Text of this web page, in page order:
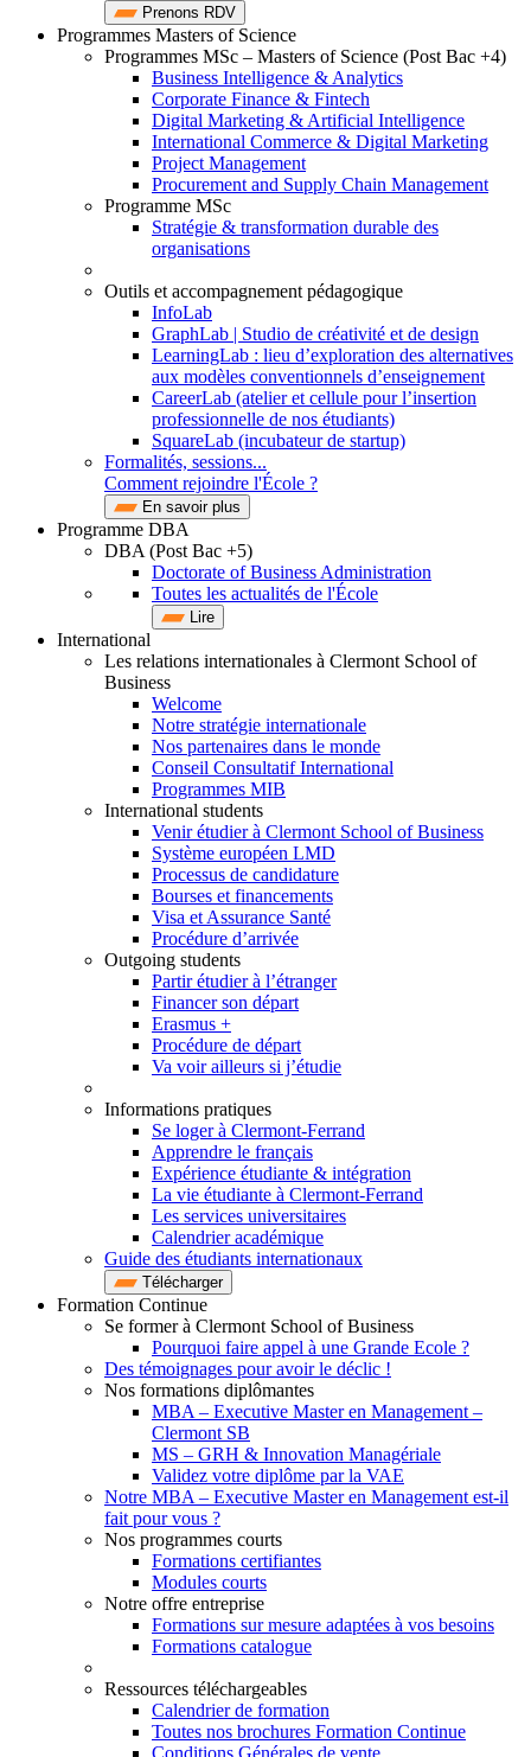
Prenons RDV
Programmes Masters of Science
Programmes MSc – Masters of Science (Post Bac +4)
Business Intelligence & Analytics
Corporate Finance & Fintech
Digital Marketing & Artificial Intelligence
International Commerce & Digital Marketing
Project Management
Procurement and Supply Chain Management
Programme MSc
Stratégie & transformation durable des
organisations
Outils et accompagnement pédagogique
InfoLab
GraphLab | Studio de créativité et de design
LearningLab : lieu d’exploration des alternatives
aux modèles conventionnels d’enseignement
CareerLab (atelier et cellule pour l’insertion
professionnelle de nos étudiants)
SquareLab (incubateur de startup)
Formalités, sessions...
Comment rejoindre l'École ?
En savoir plus
Programme DBA
DBA (Post Bac +5)
Doctorate of Business Administration
Toutes les actualités de l'École
Lire
International
Les relations internationales à Clermont School of
Business
Welcome
Notre stratégie internationale
Nos partenaires dans le monde
Conseil Consultatif International
Programmes MIB
International students
Venir étudier à Clermont School of Business
Système européen LMD
Processus de candidature
Bourses et financements
Visa et Assurance Santé
Procédure d’arrivée
Outgoing students
Partir étudier à l’étranger
Financer son départ
Erasmus +
Procédure de départ
Va voir ailleurs si j’étudie
Informations pratiques
Se loger à Clermont-Ferrand
Apprendre le français
Expérience étudiante & intégration
La vie étudiante à Clermont-Ferrand
Les services universitaires
Calendrier académique
Guide des étudiants internationaux
Télécharger
Formation Continue
Se former à Clermont School of Business
Pourquoi faire appel à une Grande Ecole ?
Des témoignages pour avoir le déclic !
Nos formations diplômantes
MBA – Executive Master en Management –
Clermont SB
MS – GRH & Innovation Managériale
Validez votre diplôme par la VAE
Notre MBA – Executive Master en Management est-il
fait pour vous ?
Nos programmes courts
Formations certifiantes
Modules courts
Notre offre entreprise
Formations sur mesure adaptées à vos besoins
Formations catalogue
Ressources téléchargeables
Calendrier de formation
Toutes nos brochures Formation Continue
Conditions Générales de vente